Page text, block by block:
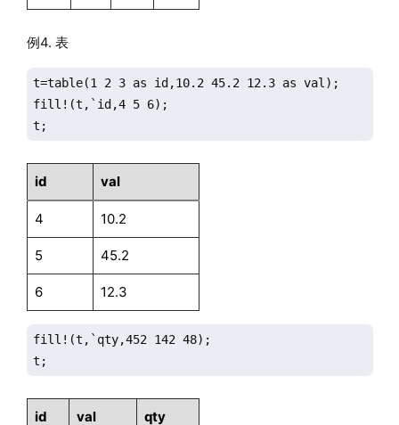
例4. 表
t=table(1 2 3 as id,10.2 45.2 12.3 as val);
fill!(t,`id,4 5 6);
t;
id val
4 10.2
5 45.2
6 12.3
fill!(t,`qty,452 142 48);
t;
id val qty